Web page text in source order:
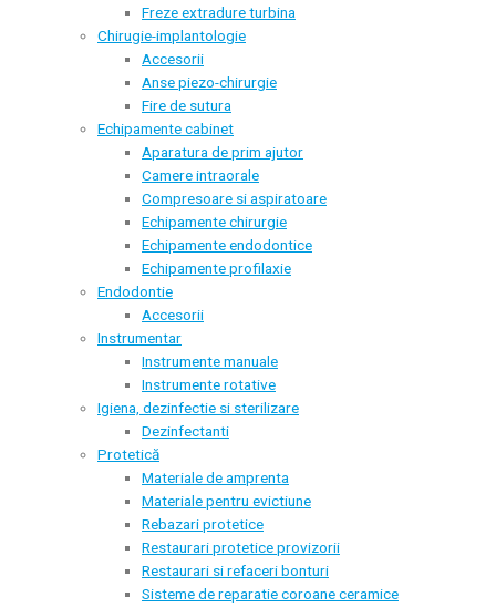
Freze extradure turbina
Chirugie-implantologie
Accesorii
Anse piezo-chirurgie
Fire de sutura
Echipamente cabinet
Aparatura de prim ajutor
Camere intraorale
Compresoare si aspiratoare
Echipamente chirurgie
Echipamente endodontice
Echipamente profilaxie
Endodontie
Accesorii
Instrumentar
Instrumente manuale
Instrumente rotative
Igiena, dezinfectie si sterilizare
Dezinfectanti
Protetică
Materiale de amprenta
Materiale pentru evictiune
Rebazari protetice
Restaurari protetice provizorii
Restaurari si refaceri bonturi
Sisteme de reparatie coroane ceramice